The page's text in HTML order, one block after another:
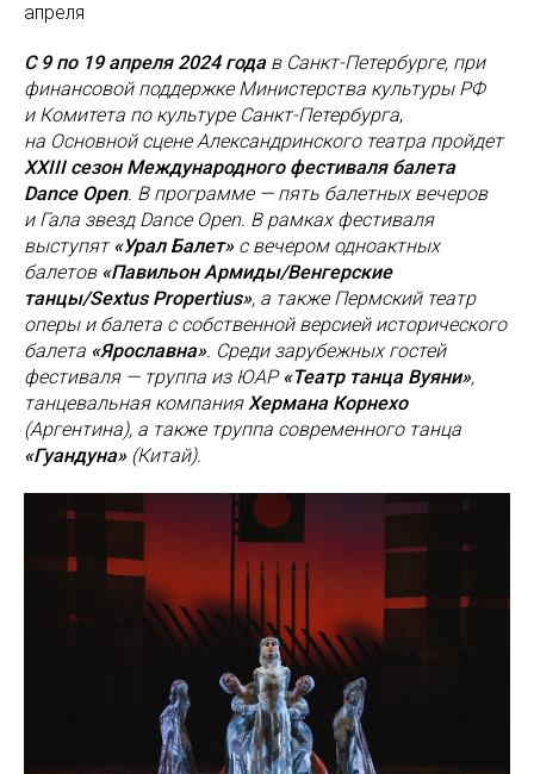
апреля
С 9 по 19 апреля 2024 годав Санкт-Петербурге, при
финансовой поддержке Министерства культуры РФ
и Комитета по культуре Санкт-Петербурга,
на Основной сцене Александринского театра пройдет
XXIII сезон Международного фестиваля балета
Dance Open. В программе — пять балетных вечеров
и Гала звезд Dance Open. В рамках фестиваля
выступят«Урал Балет»с вечером одноактных
балетов «Павильон Армиды/Венгерские
танцы/Sextus Propertius», а также Пермский театр
оперы и балета с собственной версией исторического
балета «Ярославна». Среди зарубежных гостей
фестиваля — труппа из ЮАР«Театр танца Вуяни»,
танцевальная компанияХермана Корнехо
(Аргентина), а также труппа современного танца
«Гуандуна»(Китай).